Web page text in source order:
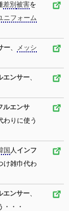
差別 被害を
ニフォーム
ー、
メッシ
エンサー、
ルエンサ
わりに使う
国 人 インフ
け雑巾代わ
エンサー、
・・・